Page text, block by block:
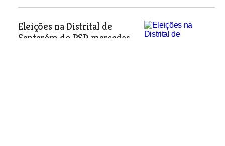
Eleições na Distrital de
Santarém do PSD marcadas